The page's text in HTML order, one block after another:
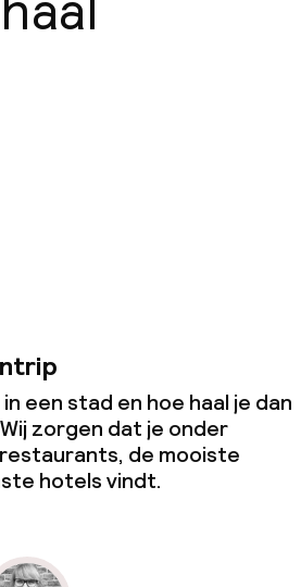
een stad en hoe haal je dan
zorgen dat je onder
de mooiste
hotels vindt.